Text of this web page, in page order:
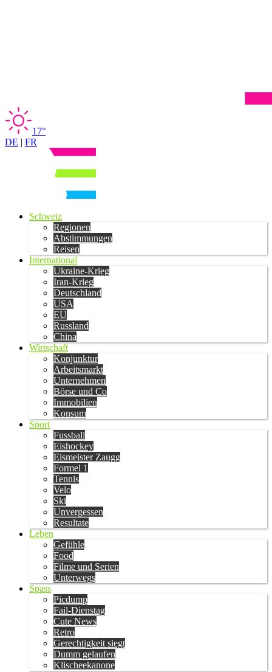
17°
DE | FR
Schweiz
Regionen
Abstimmungen
Reisen
International
Ukraine-Krieg
Iran-Krieg
Deutschland
USA
EU
Russland
China
Wirtschaft
Konjunktur
Arbeitsmarkt
Unternehmen
Börse und Co
Immobilien
Konsum
Sport
Fussball
Eishockey
Eismeister Zaugg
Formel 1
Tennis
Velo
Ski
Unvergessen
Resultate
Leben
Gefühle
Food
Filme und Serien
Unterwegs
Spass
Picdump
Fail-Dienstag
Cute News
Retro
Gerechtigkeit siegt
Dumm gelaufen
Klischeekanone